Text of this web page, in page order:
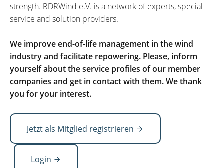
strength. RDRWind e.V. is a network of experts, special
service and solution providers.
We improve end-of-life management in the wind
industry and facilitate repowering. Please, inform
yourself about the service profiles of our member
companies and get in contact with them. We thank
you for your interest.
Jetzt als Mitglied registrieren
Login